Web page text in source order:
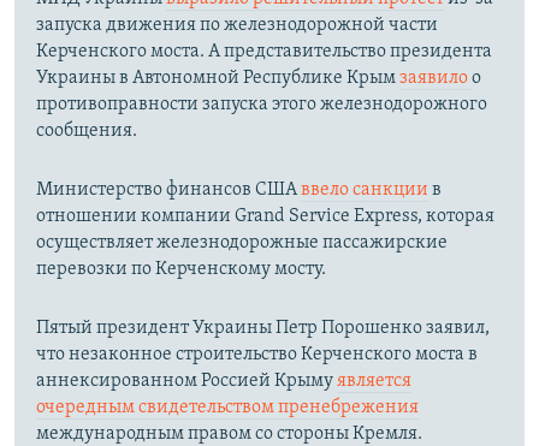
запуска движения по железнодорожной части
Керченского моста. А представительство президента
Украины в Автономной Республике Крымзаявилоо
противоправности запуска этого железнодорожного
сообщения.
Министерство финансов СШАввело санкции в
отношении компании Grand Service Express, которая
осуществляет железнодорожные пассажирские
перевозки по Керченскому мосту.
Пятый президент Украины Петр Порошенко заявил,
что незаконное строительство Керченского моста в
аннексированном Россией Крымуявляется
очередным свидетельством пренебрежения
международным правом со стороны Кремля.